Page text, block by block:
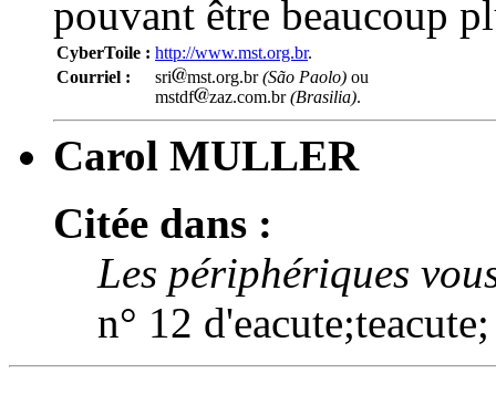
pouvant être beaucoup
CyberToile : http://www.mst.org.br.
Courriel :
sri mst.org.br(São Paolo) ou
mstdf
zaz.com.br(Brasilia).
Carol MULLER
Citée dans :
Les périphériques
n° 12